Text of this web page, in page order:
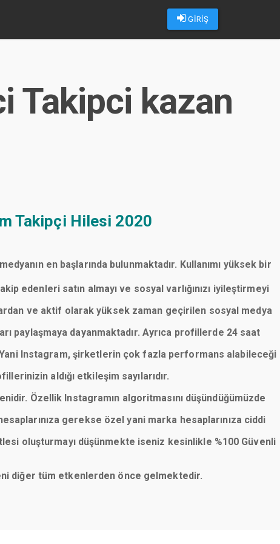
GİRİŞ
Takipci kazan
Takipçi Hilesi 2020
en başlarında bulunmaktadır. Kullanımı yüksek bir
edenleri satın almayı ve sosyal varlığınızı iyileştirmeyi
ve aktif olarak yüksek zaman geçirilen sosyal medya
paylaşmaya dayanmaktadır. Ayrıca profillerde 24 saat
Instagram, şirketlerin çok fazla performans alabileceği
aldığı etkileşim sayılarıdır.
Özellik Instagramın algoritmasını düşündüğümüzde
gerekse özel yani marka hesaplarınıza ciddi
oluşturmayı düşünmekte iseniz kesinlikle %100 Güvenli
diğer tüm etkenlerden önce gelmektedir.